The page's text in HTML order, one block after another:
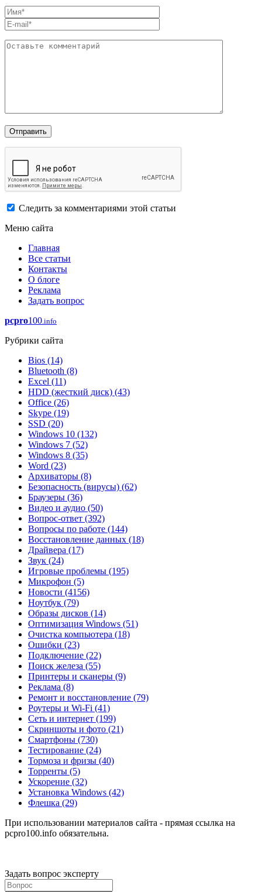
Следить за комментариями этой статьи
Меню сайта
Главная
Все статьи
Контакты
О блоге
Реклама
Задать вопрос
pcpro100.info
Рубрики сайта
Bios (14)
Bluetooth (8)
Excel (11)
HDD (жесткий диск) (43)
Office (26)
Skype (19)
SSD (20)
Windows 10 (132)
Windows 7 (52)
Windows 8 (35)
Word (23)
Архиваторы (8)
Безопасность (вирусы) (62)
Браузеры (36)
Видео и аудио (50)
Вопрос-ответ (392)
Вопросы по работе (144)
Восстановление данных (18)
Драйвера (17)
Звук (24)
Игровые проблемы (195)
Микрофон (5)
Новости (4156)
Ноутбук (79)
Образы дисков (14)
Оптимизация Windows (51)
Очистка компьютера (18)
Ошибки (23)
Подключение (22)
Поиск железа (55)
Принтеры и сканеры (9)
Реклама (8)
Ремонт и восстановление (79)
Роутеры и Wi-Fi (41)
Сеть и интернет (199)
Скриншоты и фото (21)
Смартфоны (730)
Тестирование (24)
Тормоза и фризы (40)
Торренты (5)
Ускорение (32)
Установка Windows (42)
Флешка (29)
При использовании материалов сайта - прямая ссылка на
pcpro100.info обязательна.
Задать вопрос эксперту